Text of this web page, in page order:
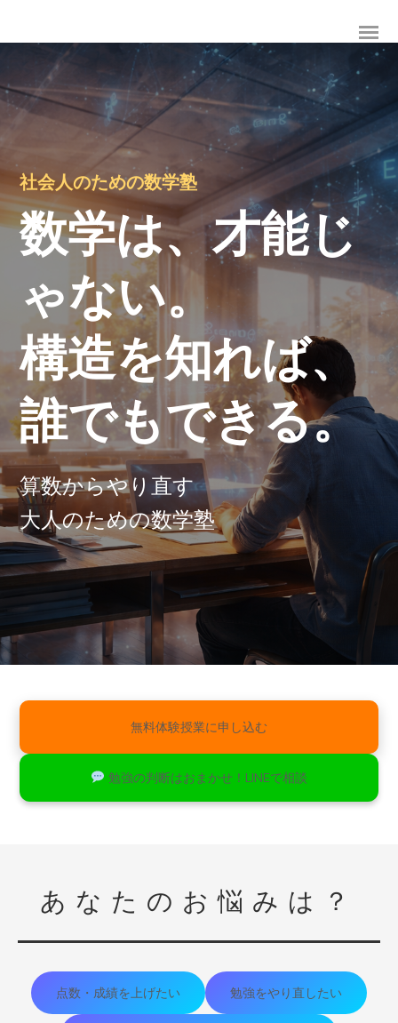
社会人のための数学塾
数学は、才能じ
ゃない。
構造を知れば、
誰でもできる。
算数からやり直す
大人のための数学塾
無料体験授業に申し込む
勉強の判断はおまかせ！LINEで相談
あなたのお悩みは？
点数・成績を上げたい 勉強をやり直したい